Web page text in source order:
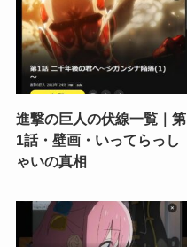
進撃の巨人の伏線一覧｜第
1話・壁画・いってらっし
ゃいの真相